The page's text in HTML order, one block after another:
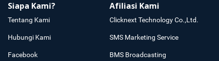
Siapa Kami?
Tentang Kami
Hubungi Kami
Facebook
Afiliasi Kami
Clicknext Technology Co.,Ltd.
SMS Marketing Service
BMS Broadcasting